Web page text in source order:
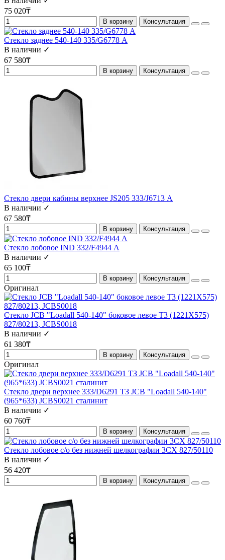
75 020₸
В корзину Консультация
Стекло заднее 540-140 335/G6778 А
В наличии ✓
67 580₸
В корзину Консультация
Стекло двери кабины верхнее JS205 333/J6713 А
В наличии ✓
67 580₸
В корзину Консультация
Стекло лобовое IND 332/F4944 А
В наличии ✓
65 100₸
В корзину Консультация
Оригинал
Стекло JCB "Loadall 540-140" боковое левое Т3 (1221Х575)
827/80213, JCBS0018
В наличии ✓
61 380₸
В корзину Консультация
Оригинал
Стекло двери верхнее 333/D6291 ТЗ JCB "Loadall 540-140"
(965*633) JCBS0021 сталинит
В наличии ✓
60 760₸
В корзину Консультация
Стекло лобовое с/о без нижней шелкографии 3CX 827/50110
В наличии ✓
56 420₸
В корзину Консультация